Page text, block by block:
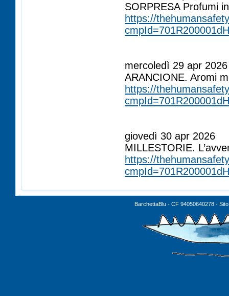
SORPRESA Profumi
https://
mercoledì 29 apr 2026
ARANCIONE. Aromi
https://
giovedì 30 apr 2026
MILLESTORIE.
https://
BarchettaBlu - CF 94050640278 -